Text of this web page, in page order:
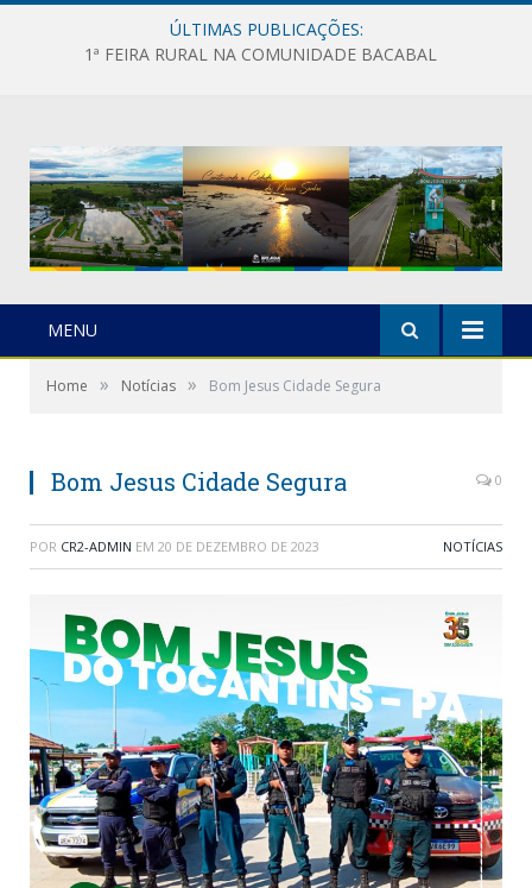
ÚLTIMAS PUBLICAÇÕES:
1ª FEIRA RURAL NA COMUNIDADE BACABAL
MENU
Home » Notícias » Bom Jesus Cidade Segura
Bom Jesus Cidade Segura 0
POR CR2-ADMIN EM 20 DE DEZEMBRO DE 2023 NOTÍCIAS